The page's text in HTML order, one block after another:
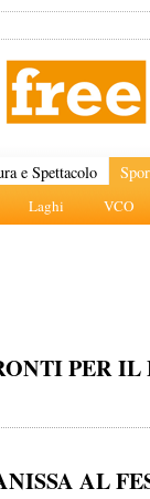
e Spettacolo
Laghi VCO
PER IL
AL